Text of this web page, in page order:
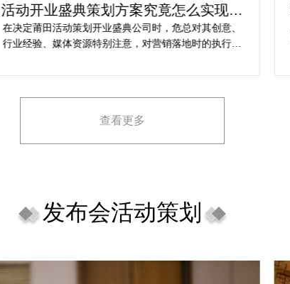
活动开业盛典策划方案究竟怎么实现梦
想活动
在决定莆田活动策划开业盛典公司时，危总对其创意、
行业经验、媒体资源特别注意，对营销落地时的执行一
理念理解不足，导致宣传方案不匹配。
查看更多
发布会活动策划